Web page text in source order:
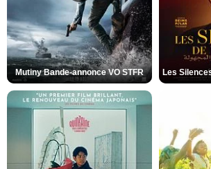
Mutiny Bande-annonce VO STFR